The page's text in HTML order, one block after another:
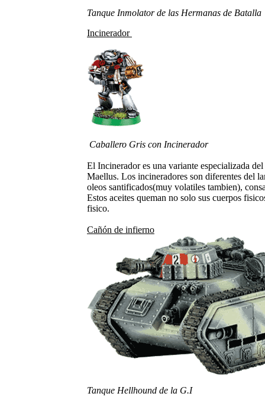
Tanque Inmolator de las Hermanas de Batalla
Incinerador
Caballero Gris con Incinerador
El Incinerador es una variante especializada
Maellus. Los incineradores son diferentes del
oleos santificados(muy volatiles tambien),
Estos aceites queman no solo sus cuerpos
fisico.
Cañón de infierno
Tanque Hellhound de la G.I